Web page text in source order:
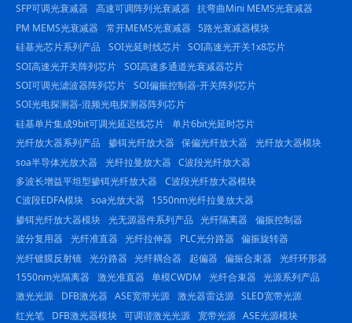
SFP可调光衰减器
高速可调阵列光衰减器 抗弯曲Mini MEMS光衰减器
PM MEMS光衰减器
常开MEMS光衰减器 5路光衰减器模块
硅基光芯片系列产品
SOI光延时线芯片 SOI高速光开关1x8芯片
SOI高速光开关阵列芯片 SOI高速多通道光衰减器芯片
SOI可调光滤波器阵列芯片 SOI偏振控制器-开关阵列芯片
SOI光电探测器-混频光电探测器阵列芯片
硅基单片集成9bit可调光延迟线芯片 单片6bit光延时芯片
光纤放大器系列产品
掺铒光纤放大器 保偏光纤放大器
光纤放大器模块
soa半导体光放大器
光纤拉曼放大器 C波段光纤放大器
多波长增益平坦型掺铒光纤放大器
C波段光纤放大器模块
C波段EDFA模块 soa光放大器
1550nm光纤拉曼放大器
掺铒光纤放大器模块 光无源器件系列产品 光纤隔离器
偏振控制器
波分复用器
光纤准直器 光纤拉伸器 PLC光分路器
偏振旋转器
光纤镀膜反射镜 光分路器 光纤耦合器 起偏器 偏振合束器
光纤环形器
1550nm光隔离器
激光准直器 单模CWDM 光纤合束器
光源系列产品
激光光源
DFB激光器 ASE宽带光源 激光器雷达源 SLED宽带光源
红光笔
DFB激光器模块 可调谐激光光源 宽带光源 ASE光源模块